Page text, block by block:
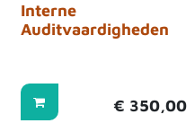
Interne
Auditvaardigheden
€ 350,00